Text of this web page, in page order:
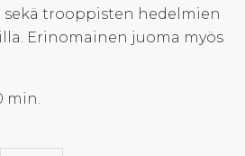
trooppisten hedelmien
Erinomainen juoma myös
min.